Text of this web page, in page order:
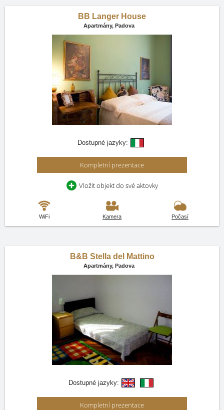
BB Langer House
Apartmány, Padova
Dostupné jazyky:
Kompletní prezentace
Vložit objekt do své aktovky
WiFi Kamera Počasí
B&B Stella del Mattino
Apartmány, Padova
Dostupné jazyky:
Kompletní prezentace